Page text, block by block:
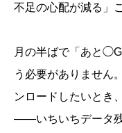
不足の心配が減る」
月の半ばで「あと
う必要がありません
ンロードしたいとき
――いちいちデータ残